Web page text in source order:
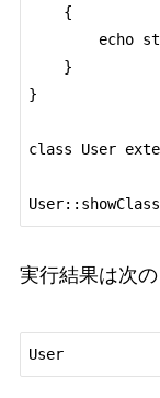
}
class User
実行結果は次の
User